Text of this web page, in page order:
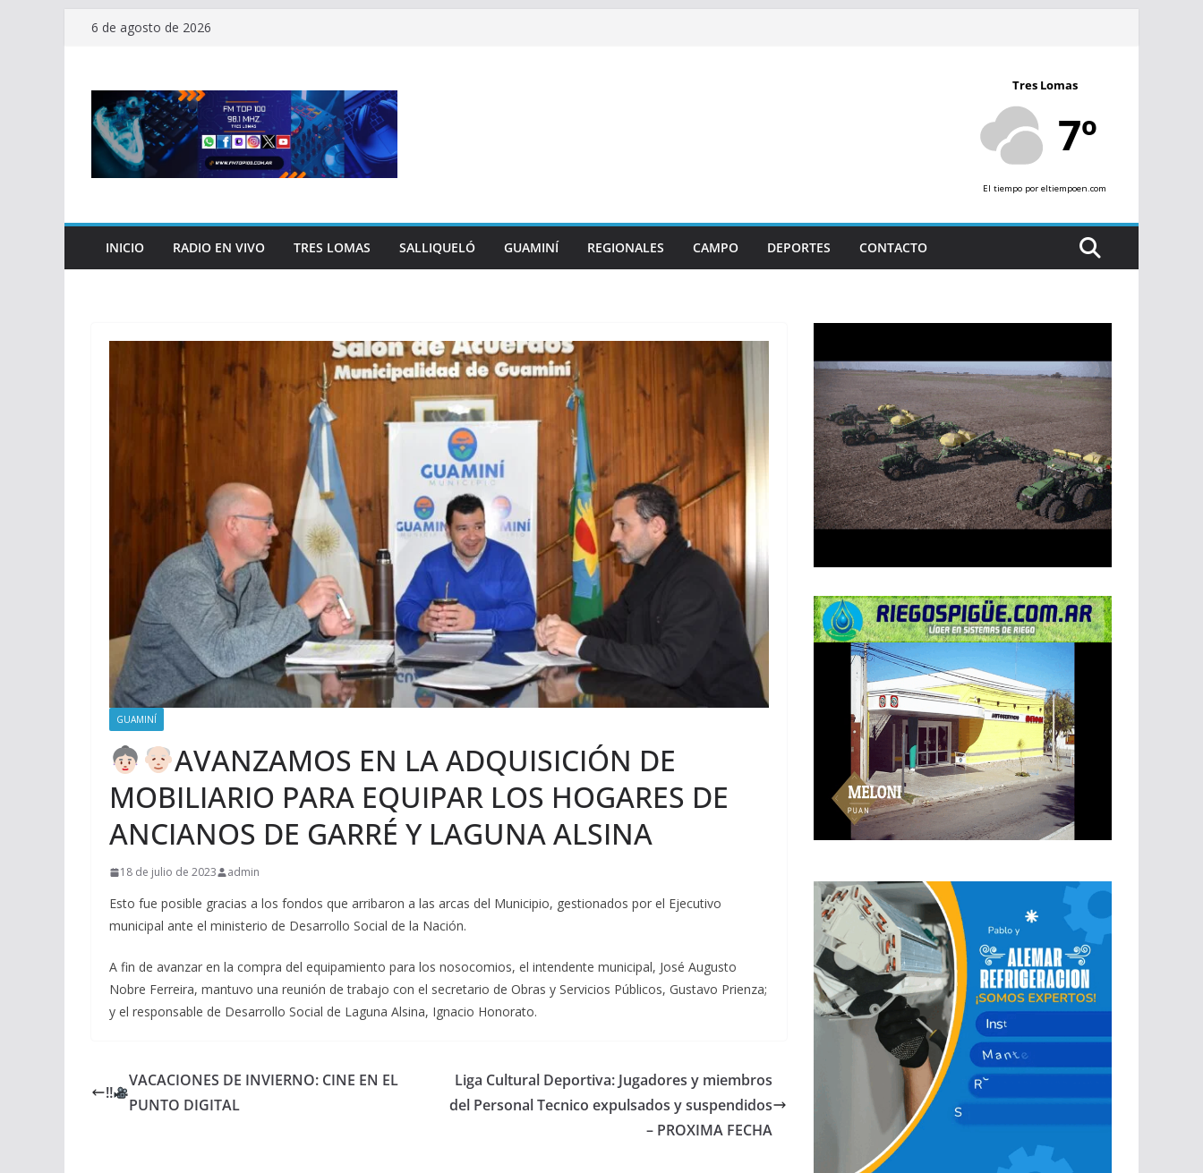
Saltar6 de agosto de 2026
Tres Lomas
7º
El tiempo por eltiempoen.com
INICIO RADIO EN VIVO TRES LOMAS SALLIQUELÓ GUAMINÍ REGIONALES CAMPO DEPORTES CONTACTO
GUAMINÍ
AVANZAMOS EN LA ADQUISICIÓN DE
MOBILIARIO PARA EQUIPAR LOS HOGARES DE
ANCIANOS DE GARRÉ Y LAGUNA ALSINA
18 de julio de 2023 admin
Esto fue posible gracias a los fondos que arribaron a las arcas del Municipio, gestionados por el Ejecutivo
municipal ante el ministerio de Desarrollo Social de la Nación.
A fin de avanzar en la compra del equipamiento para los nosocomios, el intendente municipal, José Augusto
Nobre Ferreira, mantuvo una reunión de trabajo con el secretario de Obras y Servicios Públicos, Gustavo Prienza;
y el responsable de Desarrollo Social de Laguna Alsina, Ignacio Honorato.
‼
VACACIONES DE INVIERNO: CINE EN EL
PUNTO DIGITAL
Liga Cultural Deportiva: Jugadores y miembros
del Personal Tecnico expulsados y suspendidos
– PROXIMA FECHA